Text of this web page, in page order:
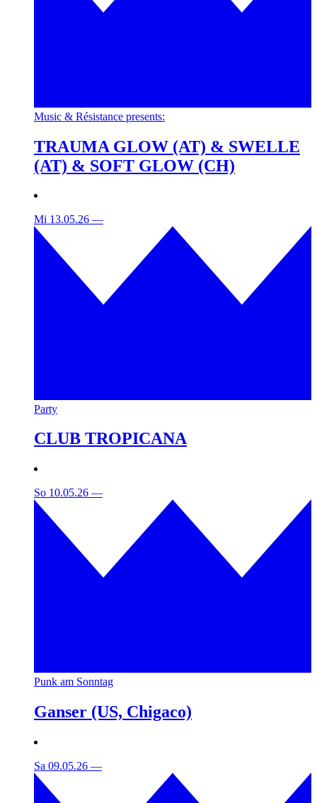
Music & Résistance presents:
TRAUMA GLOW (AT) & SWELLE
(AT) & SOFT GLOW (CH)
Mi 13.05.26 —
Party
CLUB TROPICANA
So 10.05.26 —
Punk am Sonntag
Ganser (US, Chigaco)
Sa 09.05.26 —